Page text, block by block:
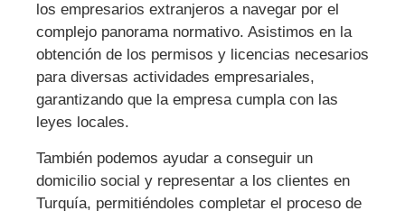
los empresarios extranjeros a navegar por el
complejo panorama normativo. Asistimos en la
obtención de los permisos y licencias necesarios
para diversas actividades empresariales,
garantizando que la empresa cumpla con las
leyes locales.
También podemos ayudar a conseguir un
domicilio social y representar a los clientes en
Turquía, permitiéndoles completar el proceso de